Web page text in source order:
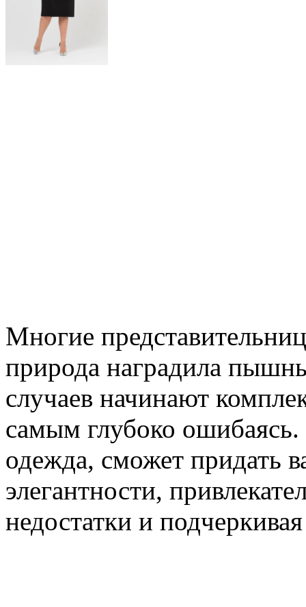
Многие
природа наградила
случаев начинают
самым глубоко
одежда, сможет придать
элегантности,
недостатки и